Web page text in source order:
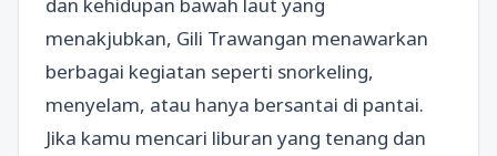
menakjubkan, Gili Trawangan menawarkan
berbagai kegiatan seperti snorkeling,
menyelam, atau hanya bersantai di pantai.
Jika kamu mencari liburan yang tenang dan